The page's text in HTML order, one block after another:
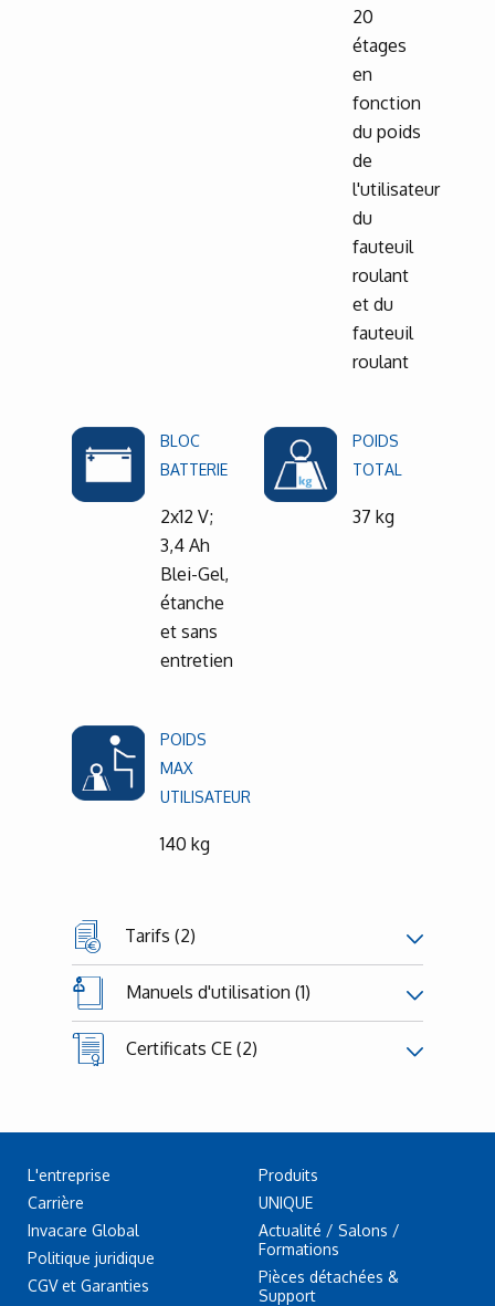
20
étages
en
fonction
du poids
de
l'utilisateur
du
fauteuil
roulant
et du
fauteuil
roulant
BLOC
BATTERIE
2x12 V;
3,4 Ah
Blei-Gel,
étanche
et sans
entretien
POIDS
TOTAL
37 kg
POIDS
MAX
UTILISATEUR
140 kg
Tarifs (2)
Manuels d'utilisation (1)
Certificats CE (2)
L'entreprise
Carrière
Invacare Global
Politique juridique
CGV et Garanties
Produits
UNIQUE
Actualité / Salons /
Formations
Pièces détachées &
Support